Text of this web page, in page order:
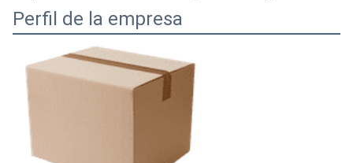
Perfil de la empresa